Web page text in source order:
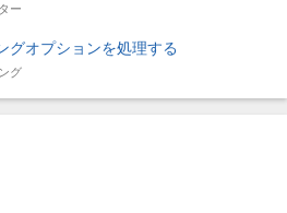
ー
オプションを処理する
グ